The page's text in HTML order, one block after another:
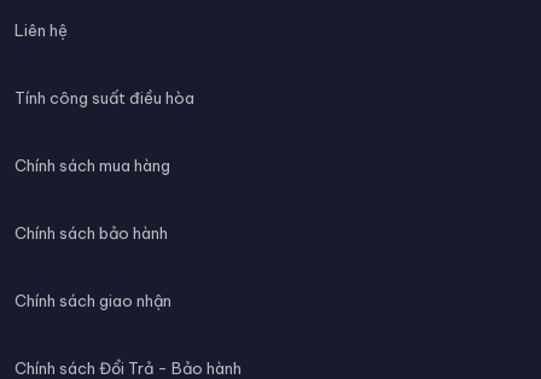
Liên hệ
Tính công suất điều hòa
Chính sách mua hàng
Chính sách bảo hành
Chính sách giao nhận
Chính sách Đổi Trả - Bảo hành